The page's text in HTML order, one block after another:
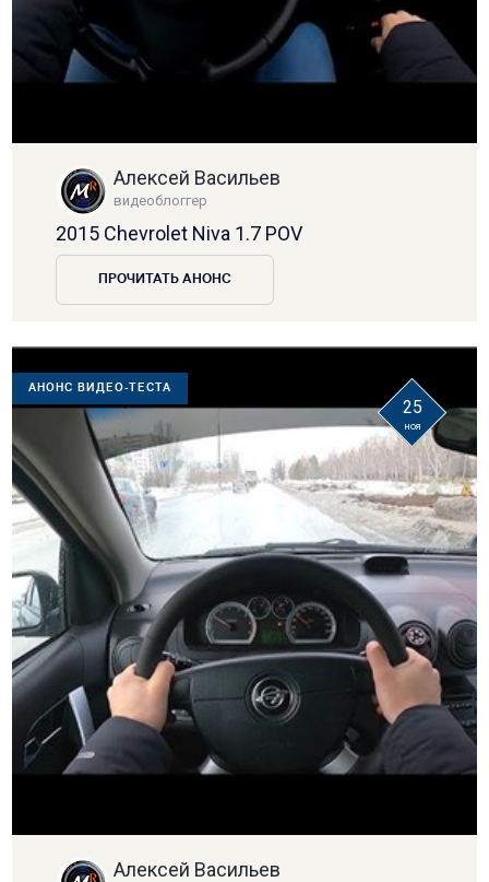
Алексей Васильев
видеоблоггер
2015 Chevrolet Niva 1.7 POV
ПРОЧИТАТЬ АНОНС
АНОНС ВИДЕО-ТЕСТА
25
ноя
Алексей Васильев